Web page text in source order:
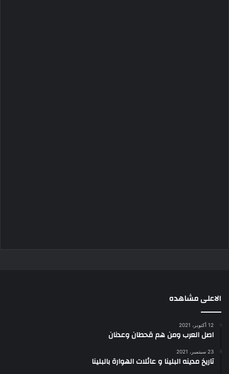
الاعلى مشاهده
12 أكتوبر، 2021
اصل العرب ومن هم قحطان وعدنان
23 سبتمبر، 2021
تاريخ مدينه البلينا و عائلات الهوارة بالبلينا